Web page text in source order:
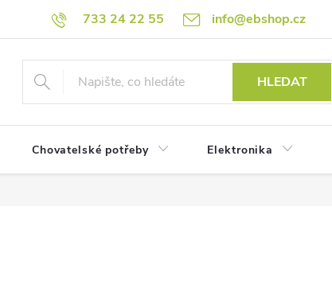
733 24 22 55 info@ebshop.cz
HLEDAT
Chovatelské potřeby Elektronika